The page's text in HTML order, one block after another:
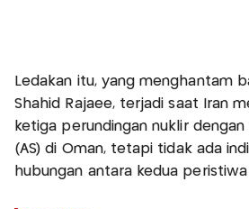
Ledakan itu, yang menghantam
Shahid Rajaee, terjadi saat Iran
ketiga perundingan nuklir dengan
(AS) di Oman, tetapi tidak ada
hubungan antara kedua peristiwa